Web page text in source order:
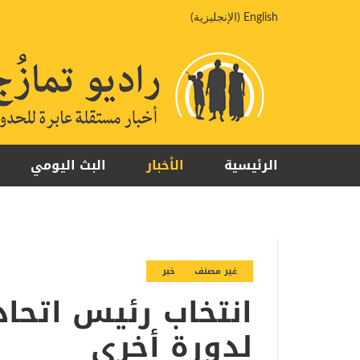
English
( الإنجليزية)
الرئيسية الأخبار البث اليومي
غير مصنف خبر
انتخاب رئيس
لدورة أخرى